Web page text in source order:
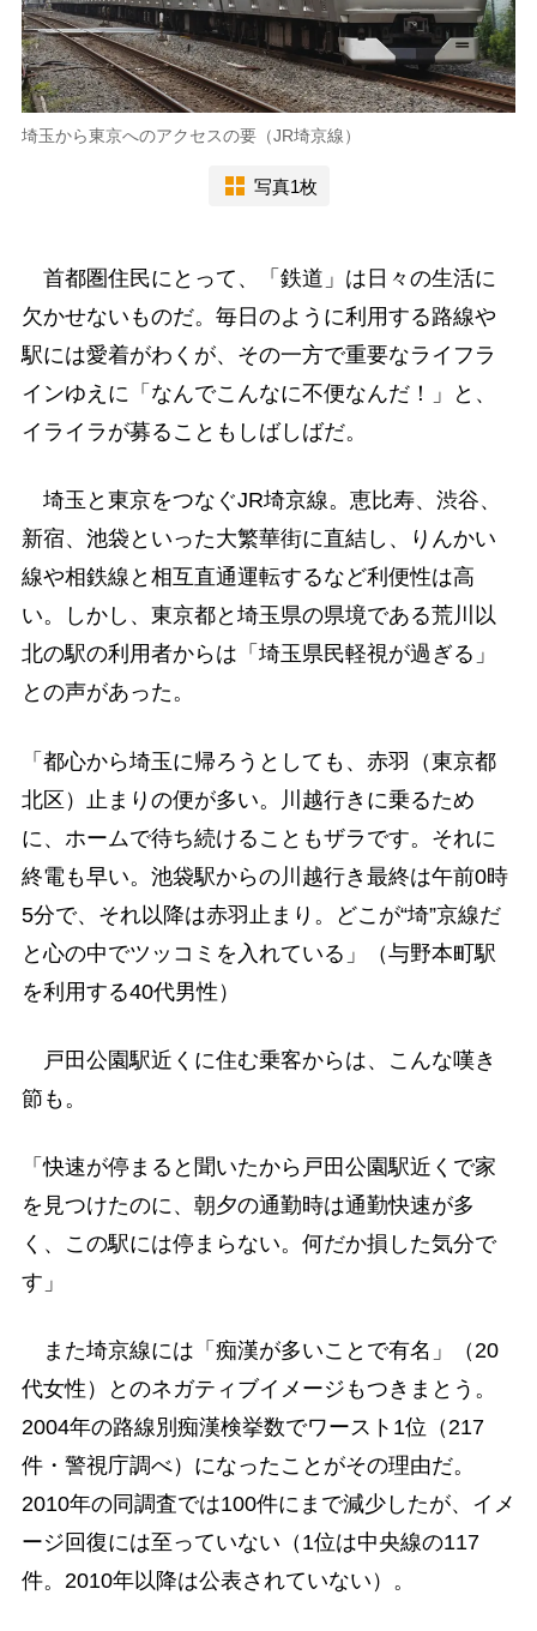
埼玉から東京へのアクセスの要（JR埼京線）
写真1枚
首都圏住民にとって、「鉄道」は日々の生活に
欠かせないものだ。毎日のように利用する路線や
駅には愛着がわくが、その一方で重要なライフラ
インゆえに「なんでこんなに不便なんだ！」と、
イライラが募ることもしばしばだ。
埼玉と東京をつなぐJR埼京線。恵比寿、渋谷、
新宿、池袋といった大繁華街に直結し、りんかい
線や相鉄線と相互直通運転するなど利便性は高
い。しかし、東京都と埼玉県の県境である荒川以
北の駅の利用者からは「埼玉県民軽視が過ぎる」
との声があった。
「都心から埼玉に帰ろうとしても、赤羽（東京都
北区）止まりの便が多い。川越行きに乗るため
に、ホームで待ち続けることもザラです。それに
終電も早い。池袋駅からの川越行き最終は午前0時
5分で、それ以降は赤羽止まり。どこが“埼”京線だ
と心の中でツッコミを入れている」（与野本町駅
を利用する40代男性）
戸田公園駅近くに住む乗客からは、こんな嘆き
節も。
「快速が停まると聞いたから戸田公園駅近くで家
を見つけたのに、朝夕の通勤時は通勤快速が多
く、この駅には停まらない。何だか損した気分で
す」
また埼京線には「痴漢が多いことで有名」（20
代女性）とのネガティブイメージもつきまとう。
2004年の路線別痴漢検挙数でワースト1位（217
件・警視庁調べ）になったことがその理由だ。
2010年の同調査では100件にまで減少したが、イメ
ージ回復には至っていない（1位は中央線の117
件。2010年以降は公表されていない）。